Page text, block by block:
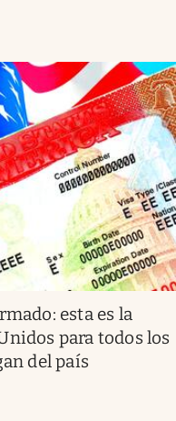
esta es la
para todos los
del país